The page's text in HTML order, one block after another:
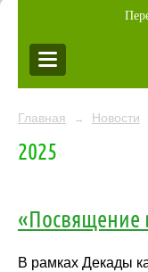
Главная → Новости
2025
«Посвящение
В рамках Декады